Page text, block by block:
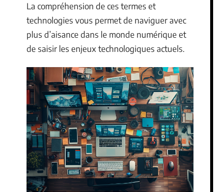
La compréhension de ces termes et
technologies vous permet de naviguer avec
plus d’aisance dans le monde numérique et
de saisir les enjeux technologiques actuels.